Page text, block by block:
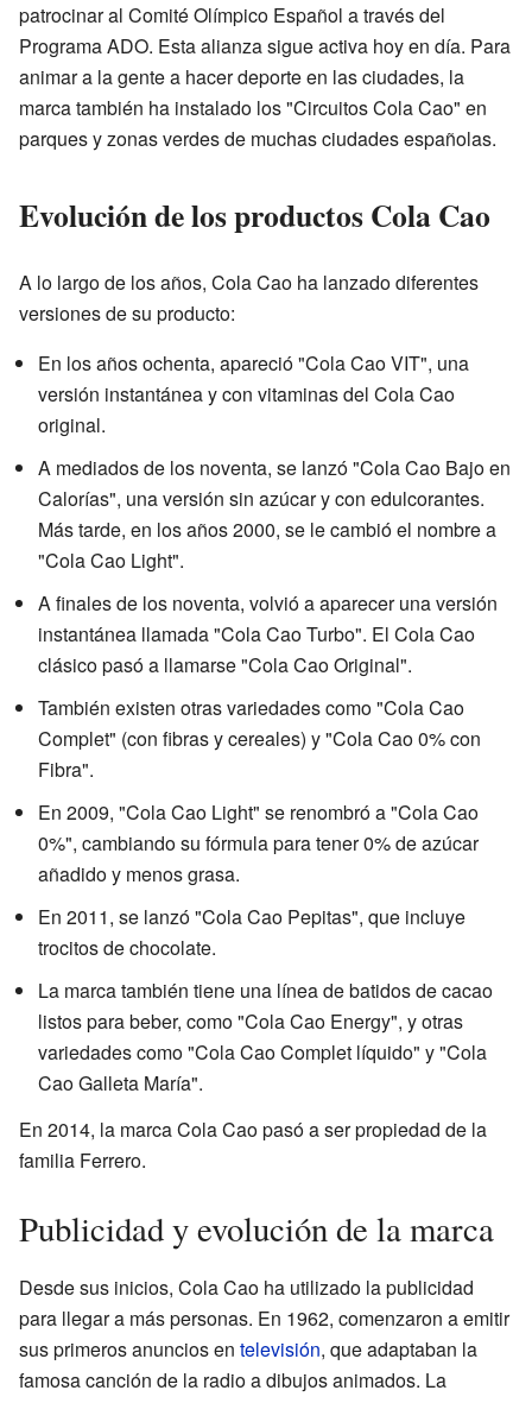
patrocinar al Comité Olímpico Español a través del
Programa ADO. Esta alianza sigue activa hoy en día. Para
animar a la gente a hacer deporte en las ciudades, la
marca también ha instalado los "Circuitos Cola Cao" en
parques y zonas verdes de muchas ciudades españolas.
Evolución de los productos Cola Cao
A lo largo de los años, Cola Cao ha lanzado diferentes
versiones de su producto:
En los años ochenta, apareció "Cola Cao VIT", una
versión instantánea y con vitaminas del Cola Cao
original.
A mediados de los noventa, se lanzó "Cola Cao Bajo en
Calorías", una versión sin azúcar y con edulcorantes.
Más tarde, en los años 2000, se le cambió el nombre a
"Cola Cao Light".
A finales de los noventa, volvió a aparecer una versión
instantánea llamada "Cola Cao Turbo". El Cola Cao
clásico pasó a llamarse "Cola Cao Original".
También existen otras variedades como "Cola Cao
Complet" (con fibras y cereales) y "Cola Cao 0% con
Fibra".
En 2009, "Cola Cao Light" se renombró a "Cola Cao
0%", cambiando su fórmula para tener 0% de azúcar
añadido y menos grasa.
En 2011, se lanzó "Cola Cao Pepitas", que incluye
trocitos de chocolate.
La marca también tiene una línea de batidos de cacao
listos para beber, como "Cola Cao Energy", y otras
variedades como "Cola Cao Complet líquido" y "Cola
Cao Galleta María".
En 2014, la marca Cola Cao pasó a ser propiedad de la
familia Ferrero.
Publicidad y evolución de la marca
Desde sus inicios, Cola Cao ha utilizado la publicidad
para llegar a más personas. En 1962, comenzaron a emitir
sus primeros anuncios en televisión, que adaptaban la
famosa canción de la radio a dibujos animados. La